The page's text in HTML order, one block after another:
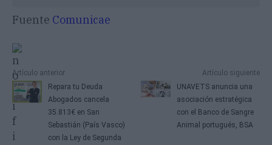
Fuente Comunicae
Artículo anterior
Repara tu Deuda
Abogados cancela
35.813€ en San
Sebastián (País Vasco)
con la Ley de Segunda
Artículo siguiente
UNAVETS anuncia una
asociación estratégica
con el Banco de Sangre
Animal portugués, BSA